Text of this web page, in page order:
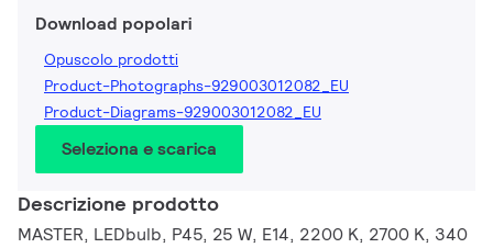
Download popolari
Opuscolo prodotti
Product-Photographs-929003012082_EU
Product-Diagrams-929003012082_EU
Seleziona e scarica
Descrizione prodotto
MASTER, LEDbulb, P45, 25 W, E14, 2200 K, 2700 K, 340